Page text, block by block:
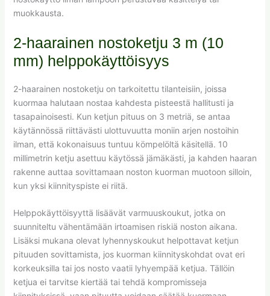
muokkausta.
2-haarainen nostoketju 3 m (10
mm) helppokäyttöisyys
2-haarainen nostoketju on tarkoitettu tilanteisiin, joissa
kuormaa halutaan nostaa kahdesta pisteestä hallitusti ja
tasapainoisesti. Kun ketjun pituus on 3 metriä, se antaa
käytännössä riittävästi ulottuvuutta moniin arjen nostoihin
ilman, että kokonaisuus tuntuu kömpelöltä käsitellä. 10
millimetrin ketju asettuu käytössä jämäkästi, ja kahden haaran
rakenne auttaa sovittamaan noston kuorman muotoon silloin,
kun yksi kiinnityspiste ei riitä.
Helppokäyttöisyyttä lisäävät varmuuskoukut, jotka on
suunniteltu vähentämään irtoamisen riskiä noston aikana.
Lisäksi mukana olevat lyhennyskoukut helpottavat ketjun
pituuden sovittamista, jos kuorman kiinnityskohdat ovat eri
korkeuksilla tai jos nosto vaatii lyhyempää ketjua. Tällöin
ketjua ei tarvitse kiertää tai tehdä kompromisseja